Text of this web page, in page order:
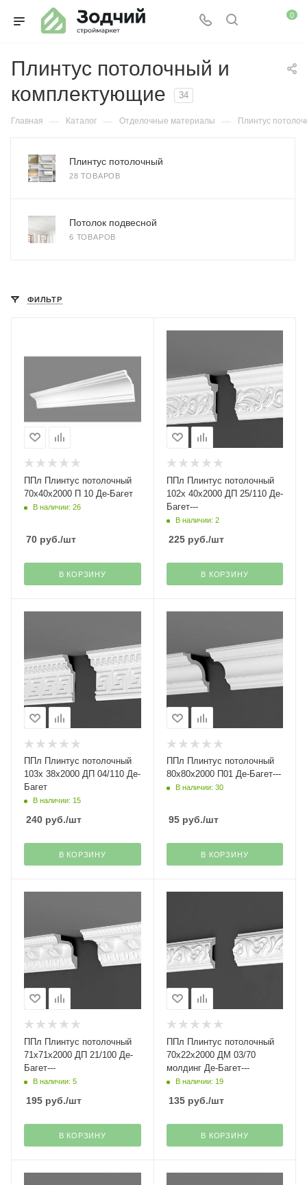
0
Плинтус потолочный и
комплектующие
34
Главная — Каталог — Отделочные материалы — Плинтус
Плинтус потолочный
28 ТОВАРОВ
Потолок подвесной
6 ТОВАРОВ
ФИЛЬТР
ППл Плинтус потолочный
70х40х2000 П 10 Де-Багет
В наличии: 26
70 руб./шт
В КОРЗИНУ
ППл Плинтус потолочный
102х 40х2000 ДП 25/110 Де-
Багет---
В наличии: 2
225руб./шт
В КОРЗИНУ
ППл Плинтус потолочный
103х 38х2000 ДП 04/110 Де-
Багет
В наличии: 15
240 руб./шт
В КОРЗИНУ
ППл Плинтус потолочный
80х80х2000 П01 Де-Багет---
В наличии: 30
95руб./шт
В КОРЗИНУ
ППл Плинтус потолочный
71х71х2000 ДП 21/100 Де-
Багет---
В наличии: 5
195 руб./шт
В КОРЗИНУ
ППл Плинтус потолочный
70х22х2000 ДМ 03/70
молдинг Де-Багет---
В наличии: 19
135руб./шт
В КОРЗИНУ